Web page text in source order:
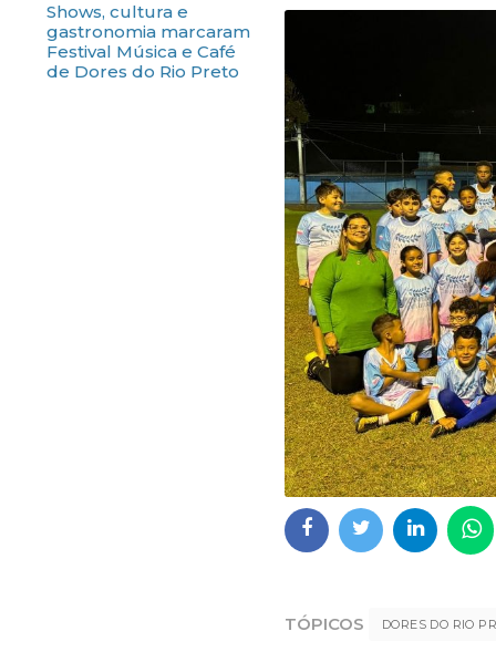
Shows, cultura e
gastronomia marcaram
Festival Música e Café
de Dores do Rio Preto
TÓPICOS DORES DO RIO